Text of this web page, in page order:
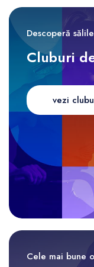
Descoperă
Cluburi
vezi
Cele mai bune